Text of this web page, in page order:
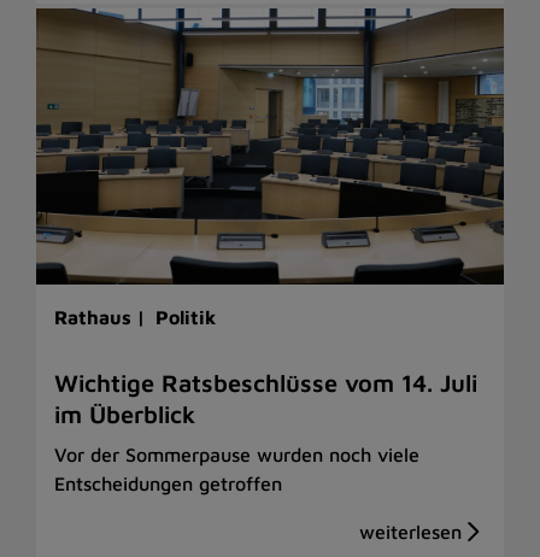
Rathaus | Politik
Wichtige Ratsbeschlüsse vom 14. Juli
im Überblick
Vor der Sommerpause wurden noch viele
Entscheidungen getroffen